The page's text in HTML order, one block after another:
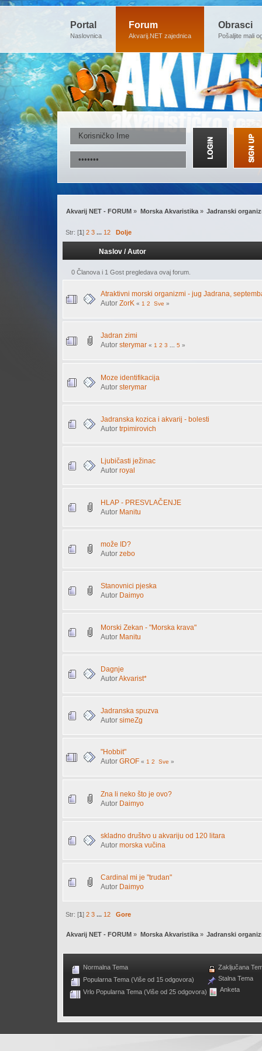
Portal
Naslovnica
Forum
Akvarij.NET zajednica
Obrasci
Pošaljite mali
Akvarij NET - FORUM » Morska Akvaristika» Jadranski
Str: [1]2 3 ...12 Dolje
Naslov /Autor
0 Članova i 1 Gost pregledava ovaj forum.
Atraktivni morski organizmi - jug Jadrana,
Autor ZorK « 1 2 Sve »
Jadran zimi
Autor sterymar « 1 2 3 5 »
Moze identifikacija
Autor sterymar
Jadranska kozica i akvarij - bolesti
Autor trpimirovich
Ljubičasti ježinac
Autor royal
HLAP - PRESVLAČENJE
Autor Manitu
može ID?
Autor zebo
Stanovnici pjeska
Autor Daimyo
Morski Zekan - "Morska krava"
Autor Manitu
Dagnje
AutorAkvarist*
Jadranska spuzva
Autor simeZg
"Hobbit"
Autor GROF « 1 2 Sve »
Zna li neko što je ovo?
Autor Daimyo
skladno društvo u akvariju od 120 litara
Autor morska vučina
Cardinal mi je "trudan"
Autor Daimyo
Str: [1]2 3 ... 12 Gore
Akvarij NET - FORUM » Morska Akvaristika» Jadranski
Normalna Tema
Popularna Tema (Više od 15 odgovora)
Vrlo Popularna Tema (Više od 25 odgovora)
Zaključana
Stalna Tema
Anketa